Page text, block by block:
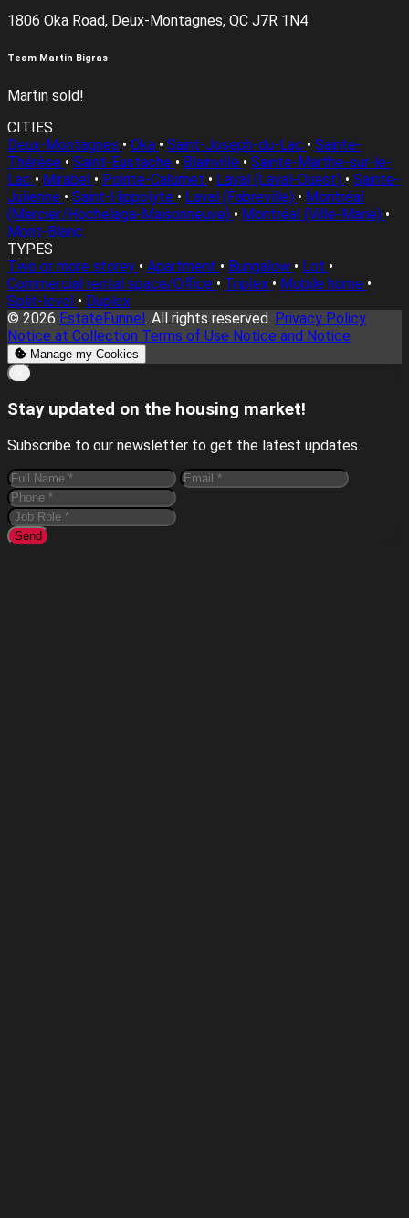
1806 Oka Road, Deux-Montagnes, QC J7R 1N4
Team Martin Bigras
Martin sold!
CITIES
Deux-Montagnes • Oka • Saint-Joseph-du-Lac • Sainte-
Thérèse • Saint-Eustache • Blainville • Sainte-Marthe-sur-le-
Lac • Mirabel • Pointe-Calumet • Laval (Laval-Ouest) • Sainte-
Julienne • Saint-Hippolyte • Laval (Fabreville) • Montréal
(Mercier/Hochelaga-Maisonneuve) • Montréal (Ville-Marie) •
Mont-Blanc
TYPES
Two or more storey • Apartment • Bungalow • Lot •
Commercial rental space/Office • Triplex • Mobile home •
Split-level • Duplex
© 2026 EstateFunnel. All rights reserved. Privacy Policy
Notice at Collection Terms of Use Notice and Notice
Manage my Cookies
Close
Stay updated on the housing market!
Subscribe to our newsletter to get the latest updates.
Send